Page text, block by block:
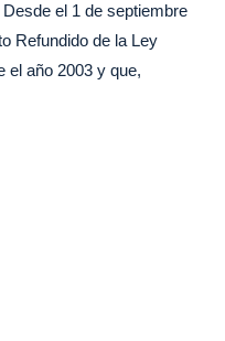
el 1 de septiembre
Refundido de la Ley
el año 2003 y que,